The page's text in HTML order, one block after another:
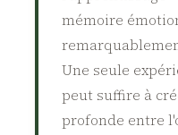
mémoire
Une seule
peut suffire à
profonde entre